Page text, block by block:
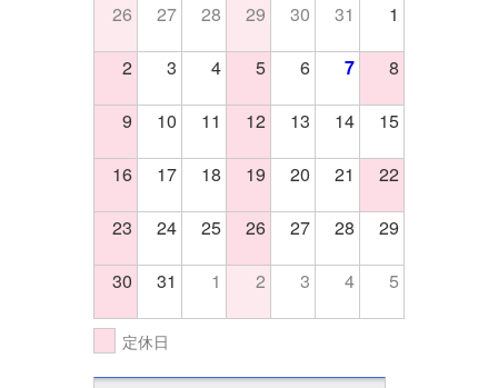
26 27 28 29 30 31 1
2 3 4 5 6 7 8
9 10 11 12 13 14 15
16 17 18 19 20 21 22
23 24 25 26 27 28 29
30 31 1 2 3 4 5
定休日